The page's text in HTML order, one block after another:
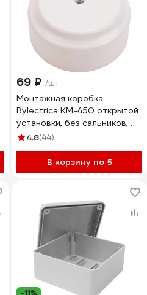
69 ₽ /шт
Монтажная коробка
Bylectrica КМ-450 открытой
установки, без сальников,
диаметр 80 мм, серия
4.8(44)
В корзину по 5
-11%